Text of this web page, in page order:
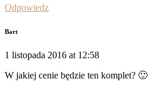
Odpowiedz
Bart
1 listopada 2016 at 12:58
W jakiej cenie będzie ten komplet? 🙂